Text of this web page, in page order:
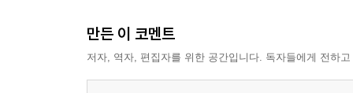
만든 이 코멘트
저자, 역자, 편집자를 위한 공간입니다. 독자들에게 전하